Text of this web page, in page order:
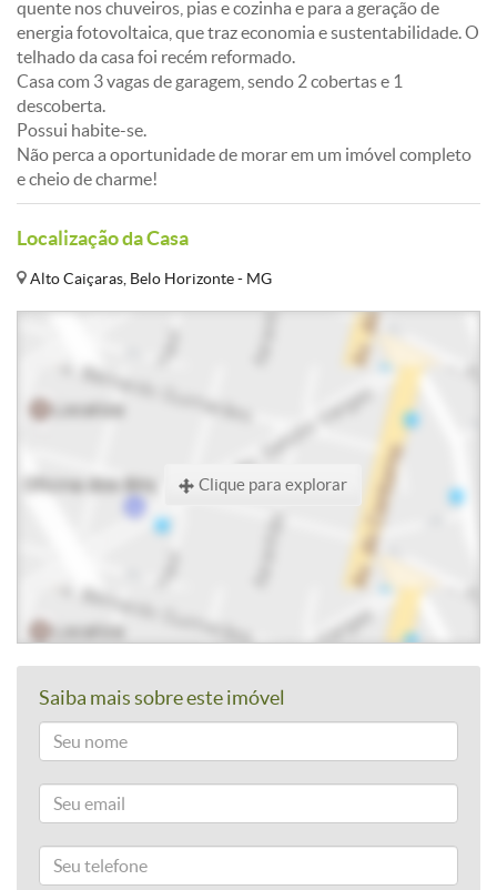
quente nos chuveiros, pias e cozinha e para a geração de
energia fotovoltaica, que traz economia e sustentabilidade. O
telhado da casa foi recém reformado.
Casa com 3 vagas de garagem, sendo 2 cobertas e 1
descoberta.
Possui habite-se.
Não perca a oportunidade de morar em um imóvel completo
e cheio de charme!
Localização da Casa
Alto Caiçaras, Belo Horizonte - MG
Clique para explorar
Saiba mais sobre este imóvel